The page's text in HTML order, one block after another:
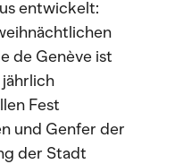
entwickelt:
de Genève ist
Fest
und Genfer der
der Stadt